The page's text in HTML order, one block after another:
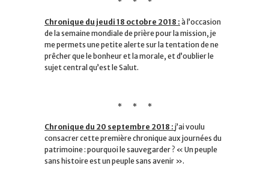
Chronique du jeudi 18 octobre 2018 : à l’occasion
de la semaine mondiale de prière pour la mission, je
me permets une petite alerte sur la tentation de ne
prêcher que le bonheur et la morale, et d’oublier le
sujet central qu’est le Salut.
* * *
Chronique du 20 septembre 2018 : j’ai voulu
consacrer cette première chronique aux journées du
patrimoine : pourquoi le sauvegarder ? « Un peuple
sans histoire est un peuple sans avenir ».